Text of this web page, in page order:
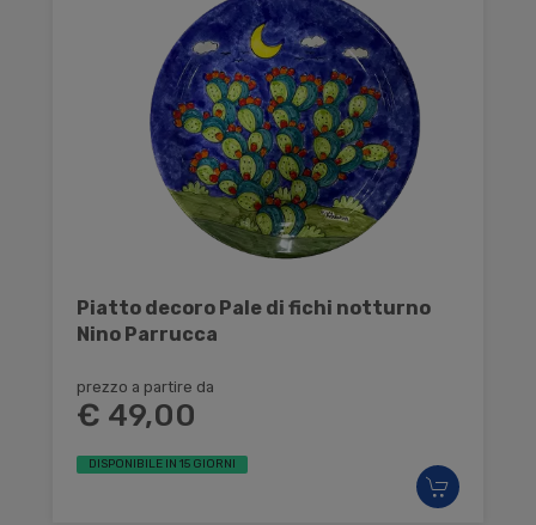
Piatto decoro Pale di fichi notturno
Nino Parrucca
prezzo a partire da
€ 49,00
DISPONIBILE IN 15 GIORNI